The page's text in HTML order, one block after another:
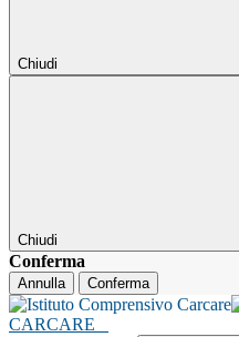
Chiudi
Chiudi
Conferma
Annulla Conferma
CARCARE